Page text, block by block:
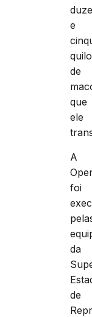
e
de
que
ele
A
foi
da
de